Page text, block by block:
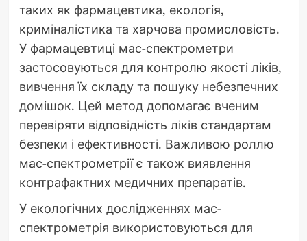
таких як фармацевтика, екологія,
криміналістика та харчова промисловість.
У фармацевтиці мас-спектрометри
застосовуються для контролю якості ліків,
вивчення їх складу та пошуку небезпечних
домішок. Цей метод допомагає вченим
перевіряти відповідність ліків стандартам
безпеки і ефективності. Важливою роллю
мас-спектрометрії є також виявлення
контрафактних медичних препаратів.
У екологічних дослідженнях мас-
спектрометрія використовуються для